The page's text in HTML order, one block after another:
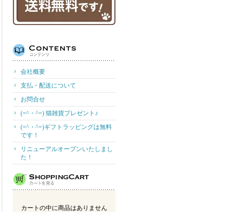
会社概要
支払・配送について
お問合せ
(=^・^=) 猫雑貨プレゼント♪
(=^・^=)ギフトラッピングは無料
です！
リニューアルオープンいたしまし
た！
カートの中に商品はありません